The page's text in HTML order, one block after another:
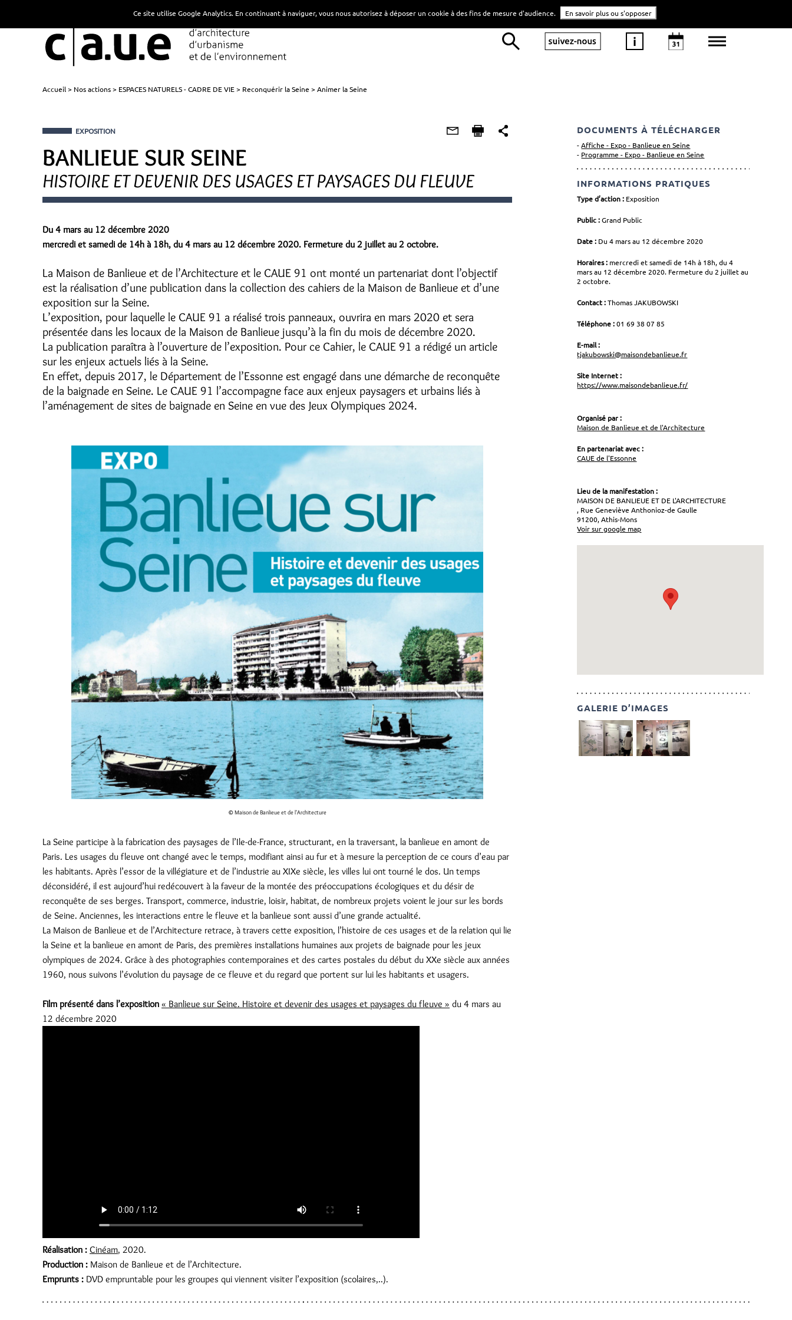
Accueil Nos actions ESPACES NATURELS - CADRE DE VIE Reconquérir la Seine Animer la Seine
EXPOSITION
BANLIEUE SUR SEINE
HISTOIRE ET DEVENIR DES USAGES ET PAYSAGES DU FLEUVE
Du 4 mars au 12 décembre 2020
mercredi et samedi de 14h à 18h, du 4 mars au 12 décembre 2020. Fermeture du 2 juillet au 2 octobre.
La Maison de Banlieue et de l’Architecture et le CAUE 91 ont monté un partenariat dont l’objectif
est la réalisation d’une publication dans la collection des cahiers de la Maison de Banlieue et d’une
exposition sur la Seine.
L’exposition, pour laquelle le CAUE 91 a réalisé trois panneaux, ouvrira en mars 2020 et sera
présentée dans les locaux de la Maison de Banlieue jusqu’à la fin du mois de décembre 2020.
La publication paraîtra à l’ouverture de l’exposition. Pour ce Cahier, le CAUE 91 a rédigé un article
sur les enjeux actuels liés à la Seine.
En effet, depuis 2017, le Département de l’Essonne est engagé dans une démarche de reconquête
de la baignade en Seine. Le CAUE 91 l’accompagne face aux enjeux paysagers et urbains liés à
l’aménagement de sites de baignade en Seine en vue des Jeux Olympiques 2024.
© Maison de Banlieue et de l'Architecture
La Seine participe à la fabrication des paysages de l’Ile-de-France, structurant, en la traversant, la banlieue en amont de
Paris. Les usages du fleuve ont changé avec le temps, modifiant ainsi au fur et à mesure la perception de ce cours d’eau par
les habitants. Après l’essor de la villégiature et de l’industrie au XIXe siècle, les villes lui ont tourné le dos. Un temps
déconsidéré, il est aujourd’hui redécouvert à la faveur de la montée des préoccupations écologiques et du désir de
reconquête de ses berges. Transport, commerce, industrie, loisir, habitat, de nombreux projets voient le jour sur les bords
de Seine. Anciennes, les interactions entre le fleuve et la banlieue sont aussi d’une grande actualité.
La Maison de Banlieue et de l’Architecture retrace, à travers cette exposition, l’histoire de ces usages et de la relation qui lie
la Seine et la banlieue en amont de Paris, des premières installations humaines aux projets de baignade pour les jeux
olympiques de 2024. Grâce à des photographies contemporaines et des cartes postales du début du XXe siècle aux années
1960, nous suivons l’évolution du paysage de ce fleuve et du regard que portent sur lui les habitants et usagers.
Film présenté dans l’exposition « Banlieue sur Seine. Histoire et devenir des usages et paysages du fleuve » du 4 mars au
12 décembre 2020
Réalisation : Cinéam, 2020.
Production : Maison de Banlieue et de l’Architecture.
Emprunts : DVD empruntable pour les groupes qui viennent visiter l’exposition (scolaires,..).
DOCUMENTS À TÉLÉCHARGER
Affiche - Expo - Banlieue en Seine
Programme - Expo - Banlieue en Seine
INFORMATIONS PRATIQUES
Type d’action : Exposition
Public :Grand Public
Date : Du 4 mars au 12 décembre 2020
Horaires : mercredi et samedi de 14h à 18h, du 4
mars au 12 décembre 2020. Fermeture du 2 juillet au
2 octobre.
Contact :Thomas JAKUBOWSKI
Téléphone :01 69 38 07 85
E-mail :
tjakubowski@maisondebanlieue.fr
Site Internet :
https://www.maisondebanlieue.fr/
Organisé par :
Maison de Banlieue et de l'Architecture
En partenariat avec :
CAUE de l'Essonne
Lieu de la manifestation :
MAISON DE BANLIEUE ET DE L'ARCHITECTURE
, Rue Geneviève Anthonioz-de Gaulle
91200, Athis-Mons
Voir sur google map
GALERIE D’IMAGES
Ce site utilise Google Analytics. En continuant à naviguer, vous nous autorisez à déposer un cookie à des fins de mesure d'audience. En savoir plus ou s'opposer